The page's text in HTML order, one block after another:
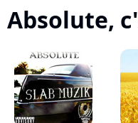
Absolute,